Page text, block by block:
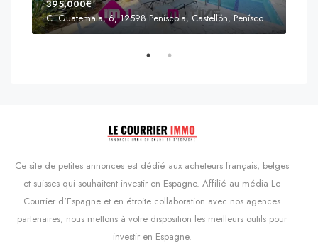
395,000€
C. Guatemala, 6, 12598 Peñíscola, Castellón, Peñíscola, Communauté valencienne
Ce site de petites annonces est dédié aux acheteurs français, belges
et suisses qui souhaitent investir en Espagne. Affilié au média Le
Courrier d'Espagne et en étroite collaboration avec nos agences
partenaires, nous mettons à votre disposition les meilleurs outils pour
investir en Espagne.